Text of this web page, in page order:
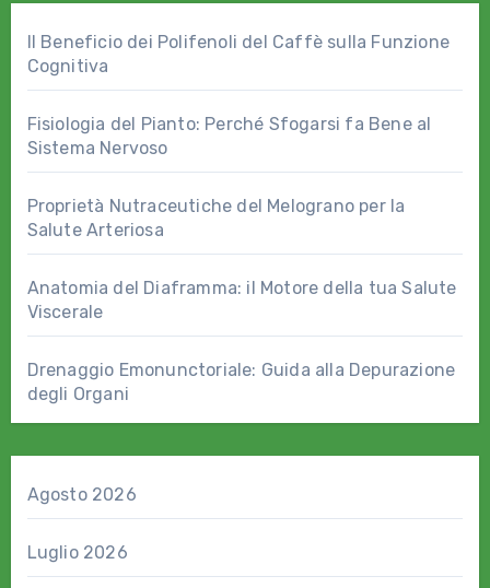
Il Beneficio dei Polifenoli del Caffè sulla Funzione
Cognitiva
Fisiologia del Pianto: Perché Sfogarsi fa Bene al
Sistema Nervoso
Proprietà Nutraceutiche del Melograno per la
Salute Arteriosa
Anatomia del Diaframma: il Motore della tua Salute
Viscerale
Drenaggio Emonunctoriale: Guida alla Depurazione
degli Organi
Agosto 2026
Luglio 2026